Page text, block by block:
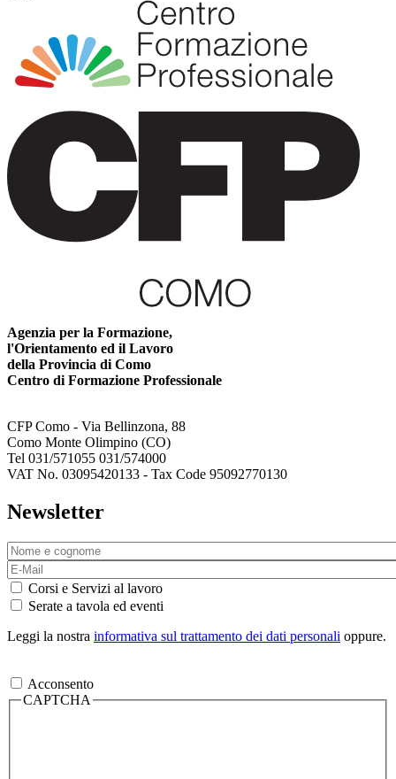
Agenzia per la Formazione,
l'Orientamento ed il Lavoro
della Provincia di Como
Centro di Formazione Professionale
CFP Como - Via Bellinzona, 88
Como Monte Olimpino (CO)
Tel 031/571055 031/574000
VAT No. 03095420133 - Tax Code 95092770130
Newsletter
Corsi e Servizi al lavoro
Serate a tavola ed eventi
Leggi la nostra informativa sul trattamento dei dati personali oppure.
Acconsento
CAPTCHA